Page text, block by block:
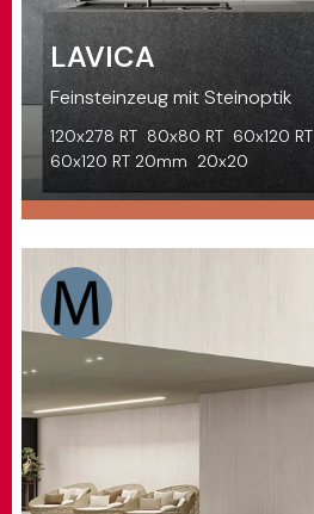
LAVICA
Feinsteinzeug mit Steinoptik
120x278 RT 80x80 RT 60x120 RT
60x120 RT 20mm 20x20